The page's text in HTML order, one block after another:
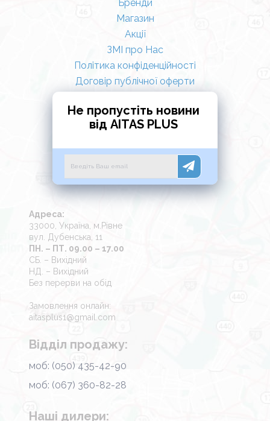
Бренди
Магазин
Акції
ЗМІ про Нас
Політика конфіденційності
Договір публічної оферти
Не пропустіть новини
від AITAS PLUS
Адреса:
33000, Україна, м.Рівне
вул. Дубенська, 11
ПН. – ПТ. 09.00 – 17.00
СБ. – Вихідний
НД. – Вихідний
Без перерви на обід
Замовлення онлайн:
aitasplus1@gmail.com
Відділ продажу:
моб: (050) 435-42-90
моб: (067) 360-82-28
Наші дилери: